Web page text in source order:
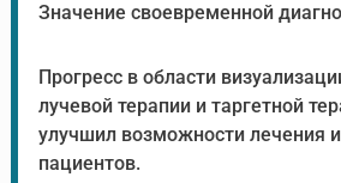
Значение своевременной
Прогресс в области
лучевой терапии и таргетной
улучшил возможности лечения
пациентов.